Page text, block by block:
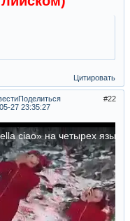
Цитировать
Поделиться
22
27 23:35:27